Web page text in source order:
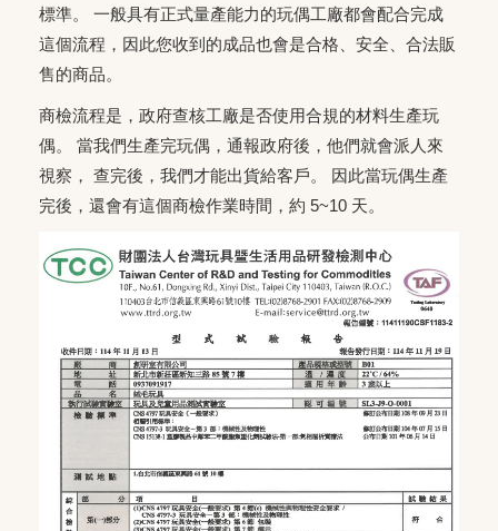
標準。 一般具有正式量產能力的玩偶工廠都會配合完成
這個流程，因此您收到的成品也會是合格、安全、合法販
售的商品。
商檢流程是，政府查核工廠是否使用合規的材料生產玩
偶。 當我們生產完玩偶，通報政府後，他們就會派人來
視察， 查完後，我們才能出貨給客戶。 因此當玩偶生產
完後，還會有這個商檢作業時間，約 5~10 天。